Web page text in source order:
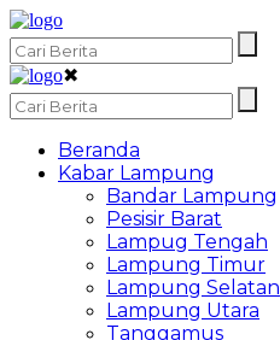
✖
Beranda
Kabar Lampung
Bandar Lampung
Pesisir Barat
Lampug Tengah
Lampung Timur
Lampung Selatan
Lampung Utara
Tanggamus